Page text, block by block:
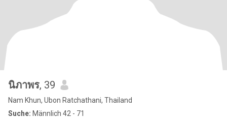
นิภาพร, 39
Nam Khun, Ubon Ratchathani, Thailand
Suche: Männlich 42 - 71